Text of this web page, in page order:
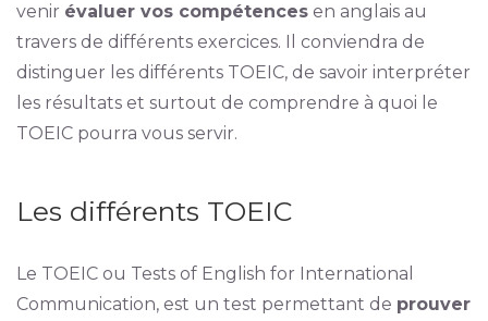
venir évaluer vos compétencesen anglais au
travers de différents exercices. Il conviendra de
distinguer les différents TOEIC, de savoir interpréter
les résultats et surtout de comprendre à quoi le
TOEIC pourra vous servir.
Les différents TOEIC
Le TOEIC ou Tests of English for International
Communication, est un test permettant de prouver